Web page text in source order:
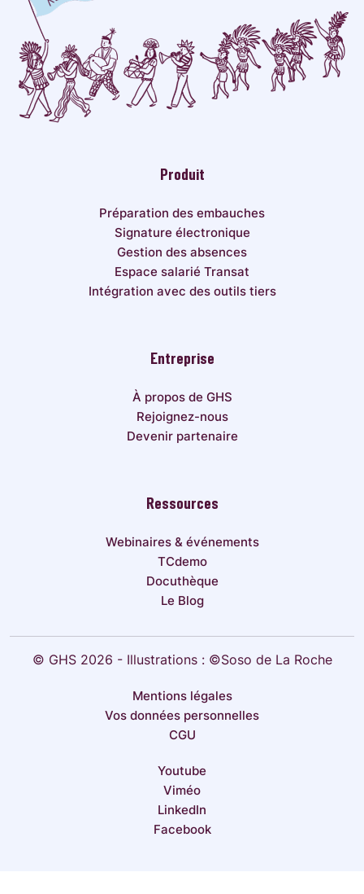
Produit
Préparation des embauches
Signature électronique
Gestion des absences
Espace salarié Transat
Intégration avec des outils tiers
Entreprise
À propos de GHS
Rejoignez-nous
Devenir partenaire
Ressources
Webinaires & événements
TCdemo
Docuthèque
Le Blog
© GHS 2026 - Illustrations : ©Soso de La Roche
Mentions légales
Vos données personnelles
CGU
Youtube
Viméo
LinkedIn
Facebook